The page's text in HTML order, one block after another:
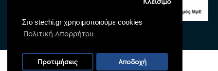
Στο stechi.gr χρησιμοποιούμε cookies
Πολιτική Απορρήτου
Προτιμήσεις Αποδοχή
Copyright © 2022 Stechi, All Rights Reserved
Powered by
Monoware Web